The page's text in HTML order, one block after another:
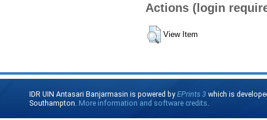
Actions (login
View Item
IDR UIN Antasari Banjarmasin is powered byEPrints 3 which is
Southampton. More information and software credits.